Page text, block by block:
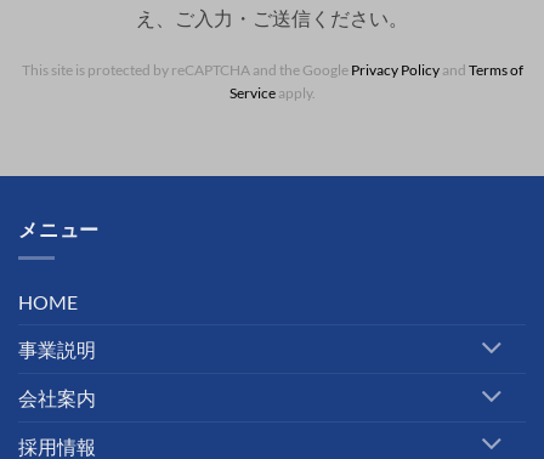
え、ご入力・ご送信ください。
This site is protected by reCAPTCHA and the Google Privacy Policyand Terms of
Serviceapply.
メニュー
HOME
事業説明
会社案内
採用情報